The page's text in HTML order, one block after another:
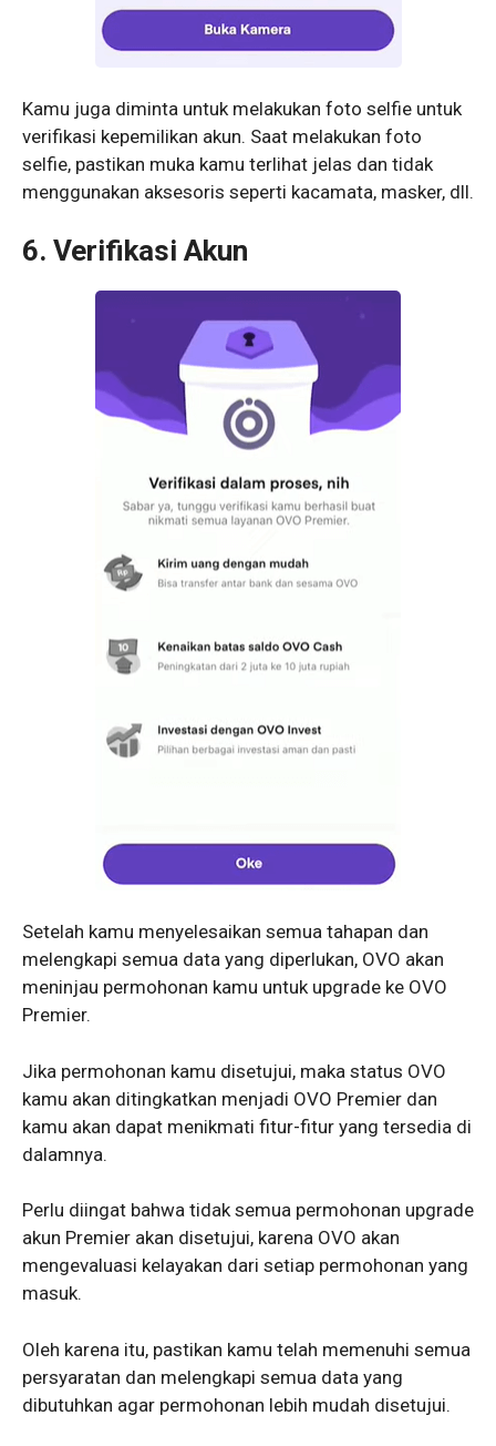
Kamu juga diminta untuk melakukan foto selfie untuk
verifikasi kepemilikan akun. Saat melakukan foto
selfie, pastikan muka kamu terlihat jelas dan tidak
menggunakan aksesoris seperti kacamata, masker, dll.
6. Verifikasi Akun
Setelah kamu menyelesaikan semua tahapan dan
melengkapi semua data yang diperlukan, OVO akan
meninjau permohonan kamu untuk upgrade ke OVO
Premier.
Jika permohonan kamu disetujui, maka status OVO
kamu akan ditingkatkan menjadi OVO Premier dan
kamu akan dapat menikmati fitur-fitur yang tersedia di
dalamnya.
Perlu diingat bahwa tidak semua permohonan upgrade
akun Premier akan disetujui, karena OVO akan
mengevaluasi kelayakan dari setiap permohonan yang
masuk.
Oleh karena itu, pastikan kamu telah memenuhi semua
persyaratan dan melengkapi semua data yang
dibutuhkan agar permohonan lebih mudah disetujui.